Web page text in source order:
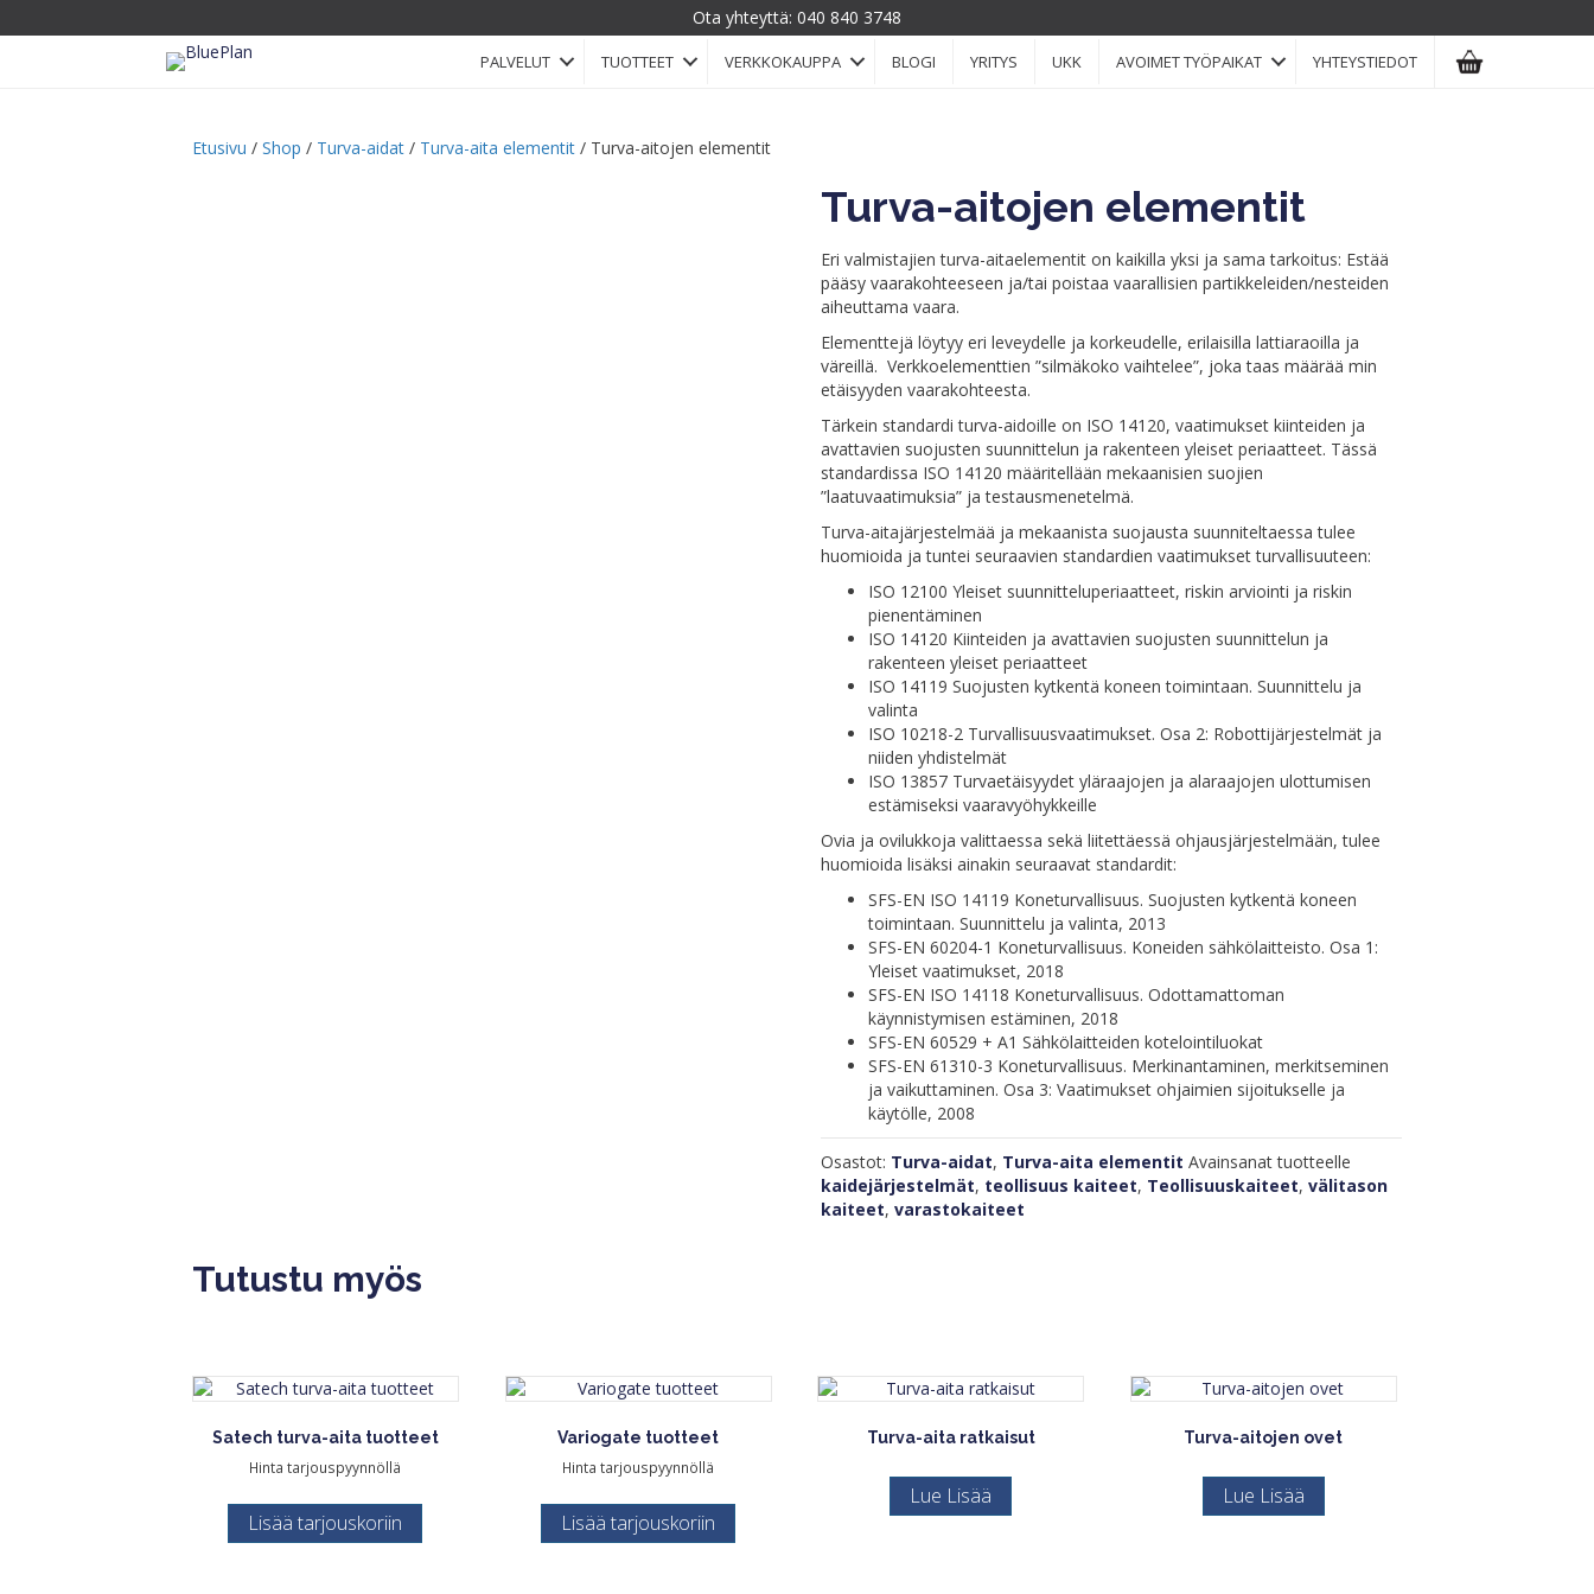
Ota yhteyttä: 040 840 3748
PALVELUT TUOTTEET VERKKOKAUPPA BLOGI YRITYS UKK AVOIMET TYÖPAIKAT YHTEYSTIEDOT
Etusivu / Shop / Turva-aidat / Turva-aita elementit / Turva-aitojen elementit
Turva-aitojen elementit
Eri valmistajien turva-aitaelementit on kaikilla yksi ja sama tarkoitus: Estää
pääsy vaarakohteeseen ja/tai poistaa vaarallisien partikkeleiden/nesteiden
aiheuttama vaara.
Elementtejä löytyy eri leveydelle ja korkeudelle, erilaisilla lattiaraoilla ja
väreillä. Verkkoelementtien ”silmäkoko vaihtelee”, joka taas määrää min
etäisyyden vaarakohteesta.
Tärkein standardi turva-aidoille on ISO 14120, vaatimukset kiinteiden ja
avattavien suojusten suunnittelun ja rakenteen yleiset periaatteet. Tässä
standardissa ISO 14120 määritellään mekaanisien suojien
”laatuvaatimuksia” ja testausmenetelmä.
Turva-aitajärjestelmää ja mekaanista suojausta suunniteltaessa tulee
huomioida ja tuntei seuraavien standardien vaatimukset turvallisuuteen:
ISO 12100 Yleiset suunnitteluperiaatteet, riskin arviointi ja riskin
pienentäminen
ISO 14120 Kiinteiden ja avattavien suojusten suunnittelun ja
rakenteen yleiset periaatteet
ISO 14119 Suojusten kytkentä koneen toimintaan. Suunnittelu ja
valinta
ISO 10218-2 Turvallisuusvaatimukset. Osa 2: Robottijärjestelmät ja
niiden yhdistelmät
ISO 13857 Turvaetäisyydet yläraajojen ja alaraajojen ulottumisen
estämiseksi vaaravyöhykkeille
Ovia ja ovilukkoja valittaessa sekä liitettäessä ohjausjärjestelmään, tulee
huomioida lisäksi ainakin seuraavat standardit:
SFS-EN ISO 14119 Koneturvallisuus. Suojusten kytkentä koneen
toimintaan. Suunnittelu ja valinta, 2013
SFS-EN 60204-1 Koneturvallisuus. Koneiden sähkölaitteisto. Osa 1:
Yleiset vaatimukset, 2018
SFS-EN ISO 14118 Koneturvallisuus. Odottamattoman
käynnistymisen estäminen, 2018
SFS-EN 60529 + A1 Sähkölaitteiden kotelointiluokat
SFS-EN 61310-3 Koneturvallisuus. Merkinantaminen, merkitseminen
ja vaikuttaminen. Osa 3: Vaatimukset ohjaimien sijoitukselle ja
käytölle, 2008
Osastot: Turva-aidat, Turva-aita elementit Avainsanat tuotteelle
kaidejärjestelmät, teollisuus kaiteet, Teollisuuskaiteet,välitason
kaiteet,varastokaiteet
Tutustu myös
Satech turva-aita tuotteet
Hinta tarjouspyynnöllä
Lisää tarjouskoriin
Variogate tuotteet
Hinta tarjouspyynnöllä
Lisää tarjouskoriin
Turva-aita ratkaisut
Lue Lisää
Turva-aitojen ovet
Lue Lisää